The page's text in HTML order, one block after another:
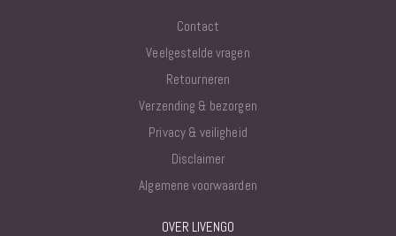
Contact
Veelgestelde vragen
Retourneren
Verzending & bezorgen
Privacy & veiligheid
Disclaimer
Algemene voorwaarden
OVER LIVENGO